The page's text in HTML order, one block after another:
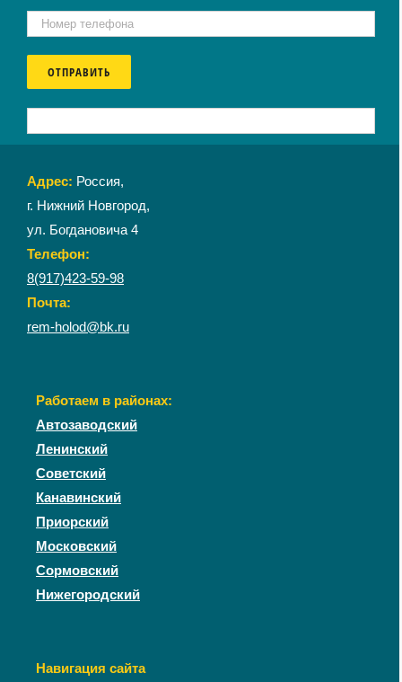
Адрес: Россия,
г. Нижний Новгород,
ул. Богдановича 4
Телефон:
8(917)423-59-98
Почта:
rem-holod@bk.ru
Работаем в районах:
Автозаводский
Ленинский
Советский
Канавинский
Приорский
Московский
Сормовский
Нижегородский
Навигация сайта